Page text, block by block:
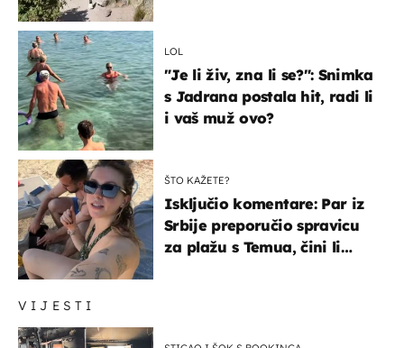
VIJESTI
LOL
"Je li živ, zna li se?": Snimka
s Jadrana postala hit, radi li
i vaš muž ovo?
ŠTO KAŽETE?
Isključio komentare: Par iz
Srbije preporučio spravicu
za plažu s Temua, čini li